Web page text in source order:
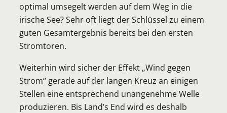
optimal umsegelt werden auf dem Weg in die
irische See? Sehr oft liegt der Schlüssel zu einem
guten Gesamtergebnis bereits bei den ersten
Stromtoren.
Weiterhin wird sicher der Effekt „Wind gegen
Strom“ gerade auf der langen Kreuz an einigen
Stellen eine entsprechend unangenehme Welle
produzieren. Bis Land’s End wird es deshalb